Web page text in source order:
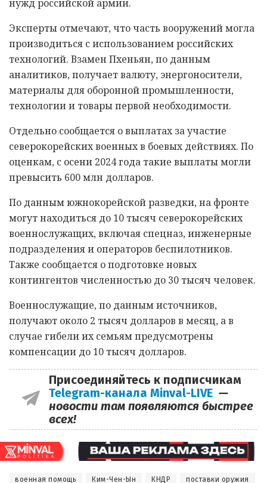
нужд российской армии.
Эксперты отмечают, что часть вооружений могла
производиться с использованием российских
технологий. Взамен Пхеньян, по данным
аналитиков, получает валюту, энергоносители,
материалы для оборонной промышленности,
технологии и товары первой необходимости.
Отдельно сообщается о выплатах за участие
северокорейских военных в боевых действиях. По
оценкам, с осени 2024 года такие выплаты могли
превысить 600 млн долларов.
По данным южнокорейской разведки, на фронте
могут находиться до 10 тысяч северокорейских
военнослужащих, включая спецназ, инженерные
подразделения и операторов беспилотников.
Также сообщается о подготовке новых
контингентов численностью до 30 тысяч человек.
Военнослужащие, по данным источников,
получают около 2 тысяч долларов в месяц, а в
случае гибели их семьям предусмотрены
компенсации до 10 тысяч долларов.
Присоединяйтесь к подписчикам
Telegram-канала Minval-LIVE —
новости там появляются быстрее
всех!
военная помощь Ким-Чен-Ын КНДР
поставки оружия